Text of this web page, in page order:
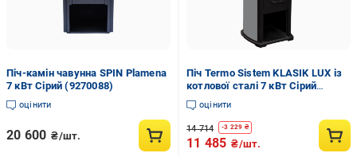
Піч-камін чавунна SPIN Plamena
7 кВт Сірий (9270088)
оцінити
20 600 ₴/шт.
Піч Termo Sistem KLASIK LUX із
котлової сталі 7 кВт Сірий
(9268345)
оцінити
14 714 -3 229 ₴
11 485 ₴/шт.